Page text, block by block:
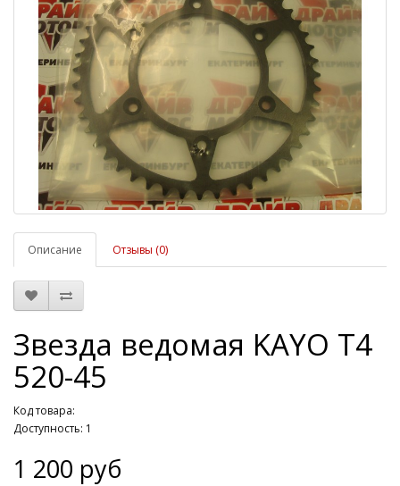
Описание Отзывы (0)
Звезда ведомая KAYO Т4
520-45
Код товара:
Доступность: 1
1 200 руб